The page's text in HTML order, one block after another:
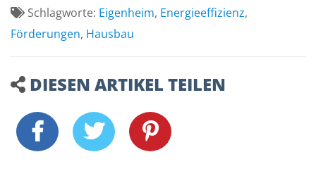
Schlagworte: Eigenheim, Energieeffizienz,
Förderungen, Hausbau
DIESEN ARTIKEL TEILEN